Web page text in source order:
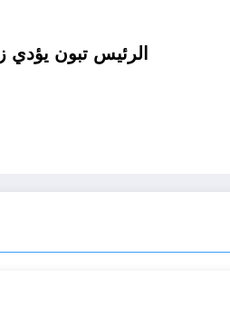
الرئيس تبون يؤدي